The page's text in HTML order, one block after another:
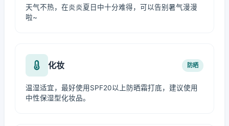
天气不热，在炎炎夏日中十分难得，可以告别暑气漫漫
啦~
化妆 防晒
温湿适宜，最好使用SPF20以上防晒霜打底，建议使用
中性保湿型化妆品。